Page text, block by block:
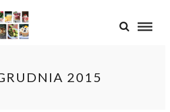
2015